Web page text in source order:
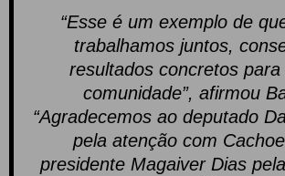
“Esse é um exemplo de
trabalhamos juntos,
resultados concretos para
comunidade”, afirmou
“Agradecemos ao deputado
pela atenção com
presidente Magaiver Dias